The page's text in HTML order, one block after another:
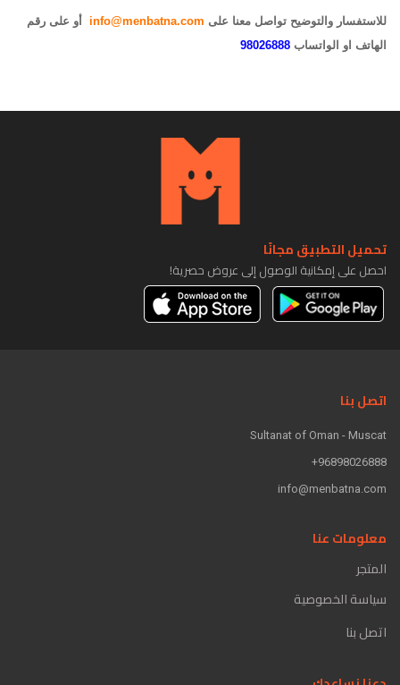
للاستفسار والتوضيح تواصل معنا على info@menbatna.com أو على رقم
الهاتف او الواتساب 98026888
تحميل التطبيق مجانًا
احصل على إمكانية الوصول إلى عروض حصرية!
اتصل بنا
Sultanat of Oman - Muscat
96898026888+
info@menbatna.com
معلومات عنا
المتجر
سياسة الخصوصية
اتصل بنا